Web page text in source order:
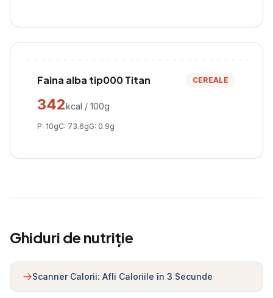
Faina alba tip000 Titan CEREALE
342kcal / 100g
P: 10gC: 73.6gG: 0.9g
Ghiduri de nutriție
Scanner Calorii: Afli Caloriile în 3 Secunde